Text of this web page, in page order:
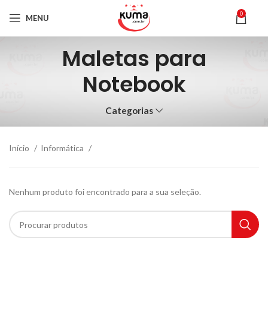
MENU 0
Maletas para
Notebook
Categorias
Início Informática
Nenhum produto foi encontrado para a sua seleção.